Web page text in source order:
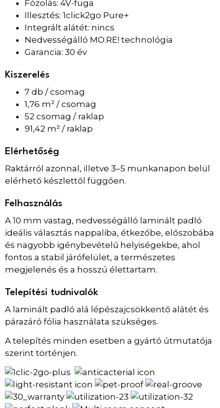
Fózolás: 4V-fuga
Illesztés: 1click2go Pure+
Integrált alátét: nincs
Nedvességálló MO.RE! technológia
Garancia: 30 év
Kiszerelés
7 db / csomag
1,76 m² / csomag
52 csomag / raklap
91,42 m² / raklap
Elérhetőség
Raktárról azonnal, illetve 3–5 munkanapon belül
elérhető készlettől függően.
Felhasználás
A 10 mm vastag, nedvességálló laminált padló
ideális választás nappaliba, étkezőbe, előszobába
és nagyobb igénybevételű helyiségekbe, ahol
fontos a stabil járófelület, a természetes
megjelenés és a hosszú élettartam.
Telepítési tudnivalók
A laminált padló alá lépészajcsökkentő alátét és
párazáró fólia használata szükséges.
A telepítés minden esetben a gyártó útmutatója
szerint történjen.